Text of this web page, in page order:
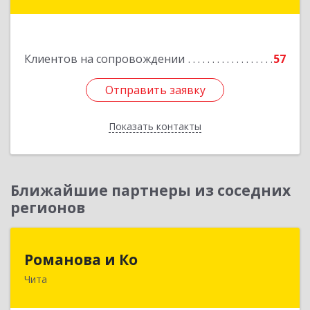
Клиентов на сопровождении 57
Отправить заявку
Показать контакты
Отправить заявку
Назад
Ближайшие партнеры из соседних
регионов
Романова и Ко
Чита672000, Забайкальский край, Чита г, Анохина